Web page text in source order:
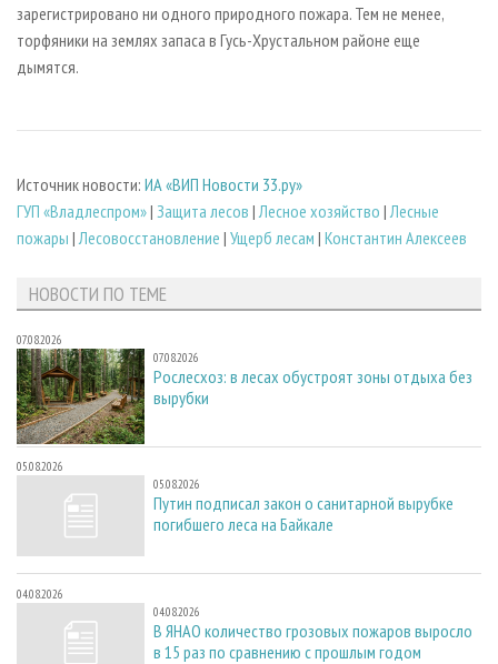
зарегистрировано ни одного природного пожара. Тем не менее,
торфяники на землях запаса в Гусь-Хрустальном районе еще
дымятся.
Источник новости: ИА «ВИП Новости 33.ру»
ГУП «Владлеспром»| Защита лесов |Лесное хозяйство |Лесные
пожары |Лесовосстановление | Ущерб лесам | Константин Алексеев
НОВОСТИ ПО ТЕМЕ
07.08.2026
07.08.2026
Рослесхоз: в лесах обустроят зоны отдыха без
вырубки
05.08.2026
05.08.2026
Путин подписал закон о санитарной вырубке
погибшего леса на Байкале
04.08.2026
04.08.2026
В ЯНАО количество грозовых пожаров выросло
в 15 раз по сравнению с прошлым годом